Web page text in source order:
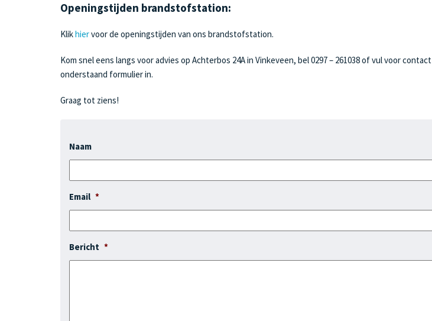
Openingstijden brandstofstation:
Klikhiervoor de openingstijden van ons brandstofstation.
Kom snel eens langs voor advies op Achterbos 24A in Vinkeveen, bel 0297 – 261038 of vul voor contact
onderstaand formulier in.
Graag tot ziens!
Naam
Email *
Bericht *